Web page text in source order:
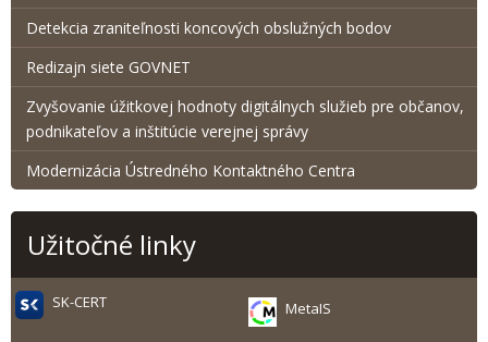
Detekcia zraniteľnosti koncových obslužných bodov
Redizajn siete GOVNET
Zvyšovanie úžitkovej hodnoty digitálnych služieb pre občanov,
podnikateľov a inštitúcie verejnej správy
Modernizácia Ústredného Kontaktného Centra
Užitočné linky
SK-CERT MetaIS